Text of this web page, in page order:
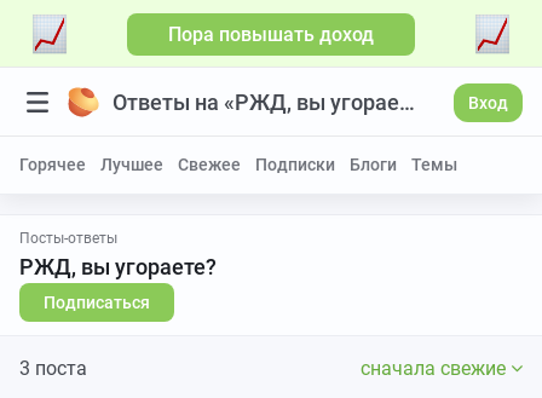
Пора повышать доход
Ответы на «РЖД, вы угораете?» Вход
Горячее Лучшее Свежее Подписки Блоги Темы
Посты-ответы
РЖД, вы угораете?
Подписаться
3 поста сначала свежие